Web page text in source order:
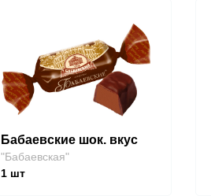
Бабаевские шок. вкус
"Бабаевская"
1 шт